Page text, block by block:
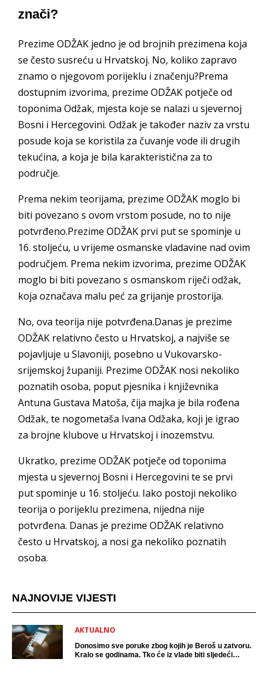
znači?
Prezime ODŽAK jedno je od brojnih prezimena koja
se često susreću u Hrvatskoj. No, koliko zapravo
znamo o njegovom porijeklu i značenju?Prema
dostupnim izvorima, prezime ODŽAK potječe od
toponima Odžak, mjesta koje se nalazi u sjevernoj
Bosni i Hercegovini. Odžak je također naziv za vrstu
posude koja se koristila za čuvanje vode ili drugih
tekućina, a koja je bila karakteristična za to
područje.
Prema nekim teorijama, prezime ODŽAK moglo bi
biti povezano s ovom vrstom posude, no to nije
potvrđeno.Prezime ODŽAK prvi put se spominje u
16. stoljeću, u vrijeme osmanske vladavine nad ovim
područjem. Prema nekim izvorima, prezime ODŽAK
moglo bi biti povezano s osmanskom riječi odžak,
koja označava malu peć za grijanje prostorija.
No, ova teorija nije potvrđena.Danas je prezime
ODŽAK relativno često u Hrvatskoj, a najviše se
pojavljuje u Slavoniji, posebno u Vukovarsko-
srijemskoj županiji. Prezime ODŽAK nosi nekoliko
poznatih osoba, poput pjesnika i književnika
Antuna Gustava Matoša, čija majka je bila rođena
Odžak, te nogometaša Ivana Odžaka, koji je igrao
za brojne klubove u Hrvatskoj i inozemstvu.
Ukratko, prezime ODŽAK potječe od toponima
mjesta u sjevernoj Bosni i Hercegovini te se prvi
put spominje u 16. stoljeću. Iako postoji nekoliko
teorija o porijeklu prezimena, nijedna nije
potvrđena. Danas je prezime ODŽAK relativno
često u Hrvatskoj, a nosi ga nekoliko poznatih
osoba.
NAJNOVIJE VIJESTI
AKTUALNO
Donosimo sve poruke zbog kojih je Beroš u zatvoru.
Kralo se godinama. Tko će iz vlade biti sljedeći